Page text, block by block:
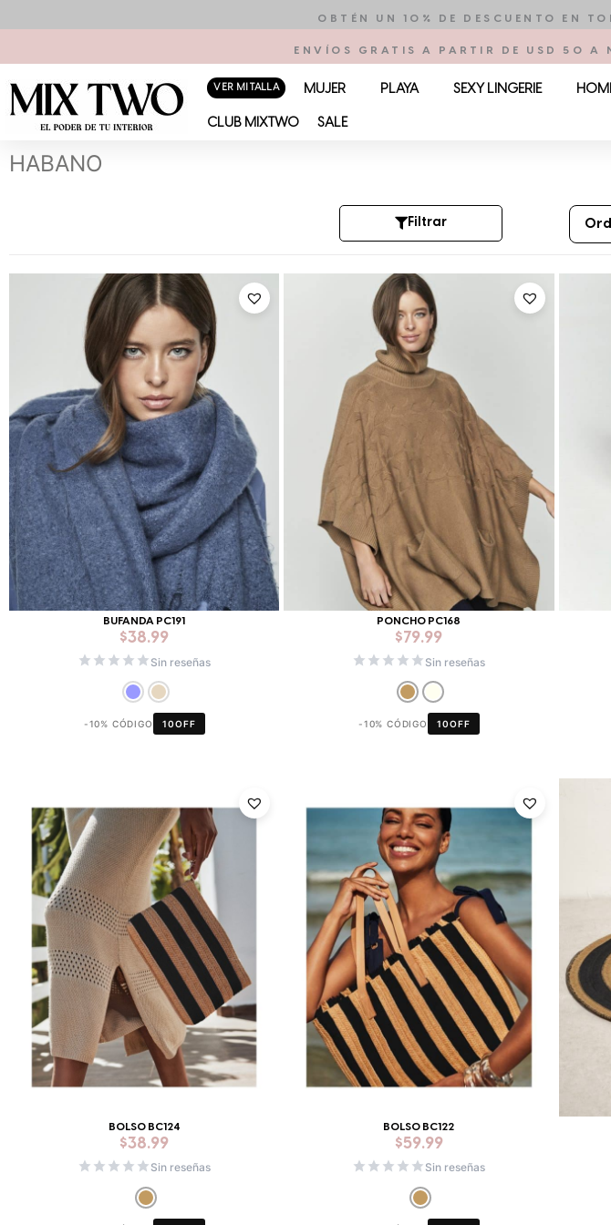
contenido
OBTÉN UN 10% DE DESCUENTO EN
ENVÍOS GRATIS A PARTIR DE USD 50 A
VER MI TALLA MUJER PLAYA SEXY LINGERIE
CLUB MIXTWO SALE
HABANO
Filtrar
BUFANDA PC191
$38.99
Sin reseñas
-10% CÓDIGO 10OFF
PONCHO PC168
$79.99
Sin reseñas
-10% CÓDIGO 10OFF
BOLSO BC124
$38.99
Sin reseñas
BOLSO BC122
$59.99
Sin reseñas